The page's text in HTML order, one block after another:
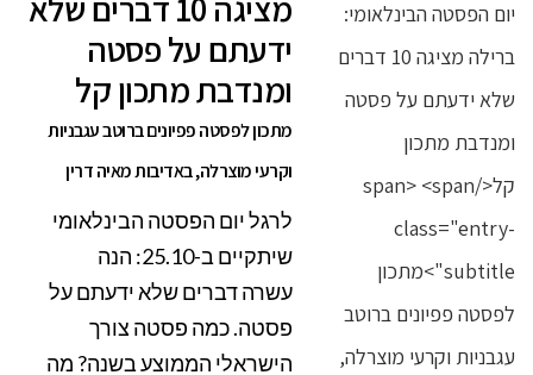
ידעתם על פסטה
ומנדבת מתכון קל
מתכון לפסטה פפיונים ברוטב עגבניות
וקרעי מוצרלה, באדיבות מאיה דרין
לרגל יום הפסטה הבינלאומי
שיתקיים ב-25.10: הנה
עשרה דברים שלא ידעתם על
פסטה. כמה פסטה צורך
הישראלי הממוצע בשנה? מה